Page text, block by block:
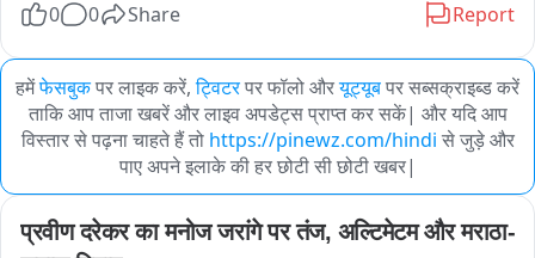
0
0 Share Report
हमेंफेसबुकपर लाइक करें, ट्विटरपर फॉलो औरयूट्यूबपर सब्सक्राइब्ड करें
ताकि आप ताजा खबरें और लाइव अपडेट्स प्राप्त कर सकें| और यदि आप
विस्तार से पढ़ना चाहते हैं तो https://pinewz.com/hindi से जुड़े और
पाए अपने इलाके की हर छोटी सी छोटी खबर|
प्रवीण दरेकर का मनोज जरांगे पर तंज, अल्टिमेटम और मराठा-